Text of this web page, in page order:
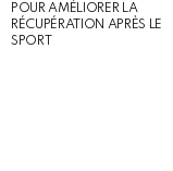
POUR AMÉLIORER LA
RÉCUPÉRATION APRÈS LE
SPORT